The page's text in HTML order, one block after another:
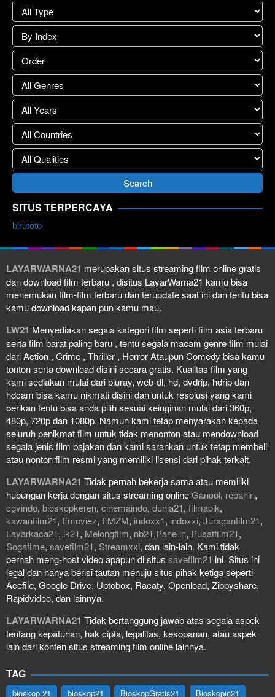
SITUS TERPERCAYA
birutoto
LAYARWARNA21 merupakan situs streaming film online gratis
dan download film terbaru , disitus LayarWarna21 kamu bisa
menemukan film-film terbaru dan terupdate saat ini dan tentu bisa
kamu download kapan pun kamu mau.
LW21 Menyediakan segala kategori film seperti film asia terbaru
serta film barat paling baru , tentu segala macam genre film mulai
dari Action , Crime , Thriller , Horror Ataupun Comedy bisa kamu
tonton serta download disini secara gratis. Kualitas film yang
kami sediakan mulai dari bluray, web-dl, hd, dvdrip, hdrip dan
hdcam bisa kamu nikmati disini dan untuk resolusi yang kami
berikan tentu bisa anda pilih sesuai keinginan mulai dari 360p,
480p, 720p dan 1080p. Namun kami tetap menyarakan kepada
seluruh penikmat film untuk tidak menonton atau mendownload
segala jenis film bajakan dan kami sarankan untuk tetap membeli
atau nonton film resmi yang memiliki lisensi dari pihak terkait.
LAYARWARNA21 Tidak pernah bekerja sama atau memiliki
hubungan kerja dengan situs streaming onlineGanool, rebahin,
cgvindo, bioskopkeren, cinemaindo, dunia21, filmapik,
kawanfilm21, Fmoviez, FMZM, indoxx1, indoxxi, Juraganfilm21,
Layarkaca21, lk21, Melongfilm, nb21,Pahe in, Pusatfilm21,
Sogafime, savefilm21, Streamxxi, dan lain-lain. Kami tidak
pernah meng-host video apapun di situs savefilm21 ini. Situs ini
legal dan hanya berisi tautan menuju situs pihak ketiga seperti
Acefile, Google Drive, Uptobox, Racaty, Openload, Zippyshare,
Rapidvideo, dan lainnya.
LAYARWARNA21 Tidak bertanggung jawab atas segala aspek
tentang kepatuhan, hak cipta, legalitas, kesopanan, atau aspek
lain dari konten situs streaming film online lainnya.
TAG
bioskop 21 bioskop21 BioskopGratis21 Bioskopin21